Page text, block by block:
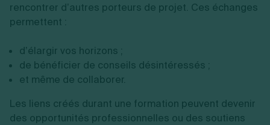
rencontrer d’autres porteurs de projet. Ces échanges
permettent :
d’élargir vos horizons ;
de bénéficier de conseils désintéressés ;
et même de collaborer.
Les liens créés durant une formation peuvent devenir
des opportunités professionnelles ou des soutiens